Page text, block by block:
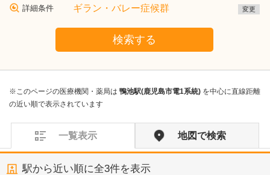
詳細条件 ギラン・バレー症候群 変更
検索する
※このページの医療機関・薬局は 鴨池駅(鹿児島市電1系統) を中心に直線距離
の近い順で表示されています
一覧表示 地図で検索
駅から近い順に全3件を表示